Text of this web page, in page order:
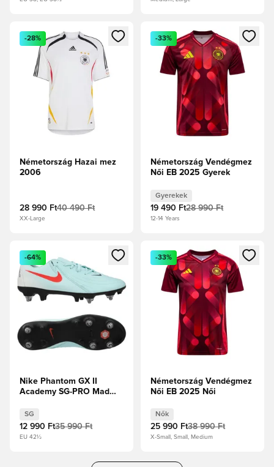
Megnyit egy modált a bejelentkezéshez vagy a tagként
-28%
Németország Hazai mez
2006
28 990 Ft40 490 Ft
XX-Large
Megnyit egy modált a
-33%
Németország Vendégmez
Női EB 2025 Gyerek
Gyerekek
19 490 Ft28 990 Ft
12-14 Years
Megnyit egy modált a bejelentkezéshez vagy a tagként
-64%
Nike Phantom GX II
Academy SG-PRO Mad
Menta/Atomvörös/Off
Noir
SG
12 990 Ft35 990 Ft
EU 42½
Megnyit egy modált a
-33%
Németország Vendégmez
Női EB 2025 Női
Nők
25 990 Ft38 990 Ft
X-Small, Small, Medium